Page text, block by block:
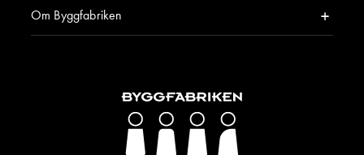
Om Byggfabriken